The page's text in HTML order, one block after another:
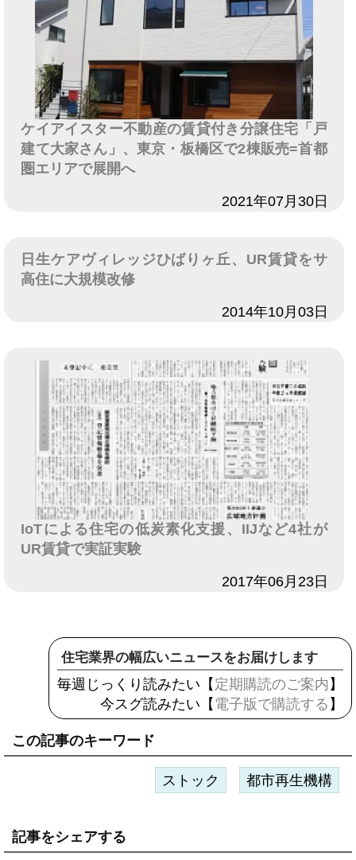
ケイアイスター不動産の賃貸付き分譲住宅「戸
建て大家さん」、東京・板橋区で2棟販売=首都
圏エリアで展開へ
2021年07月30日
日生ケアヴィレッジひばりヶ丘、UR賃貸をサ
高住に大規模改修
2014年10月03日
IoTによる住宅の低炭素化支援、IIJなど4社が
UR賃貸で実証実験
2017年06月23日
住宅業界の幅広いニュースをお届けします
毎週じっくり読みたい【 定期購読のご案内 】
今スグ読みたい【 電子版で購読する 】
この記事のキーワード
ストック 都市再生機構
記事をシェアする